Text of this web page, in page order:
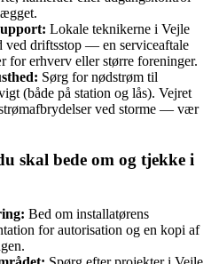
Lokale teknikerne i Vejle
ved driftsstop — en serviceaftale
erhverv eller større foreninger.
Sørg for nødstrøm til
(både på station og lås). Vejret
ved storme — vær
skal bede om og tjekke i
Bed om installatørens
for autorisation og en kopi af